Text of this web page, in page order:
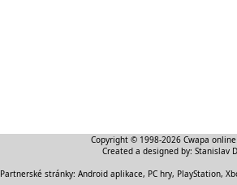
Copyright © 1998-2026 Cwapa
Created a designed by: Stanislav
Partnerské stránky: Android aplikace, PC hry, PlayStation,